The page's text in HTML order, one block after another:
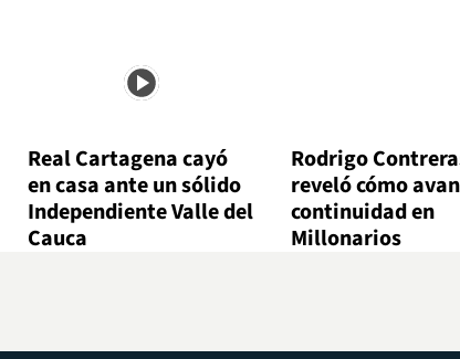
Real Cartagena cayó
en casa ante un sólido
Independiente Valle del
Cauca
Rodrigo
reveló cómo
continuidad en
Millonarios